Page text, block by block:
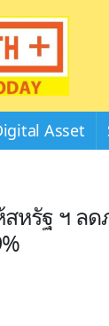
Asset
รัฐ ฯ ลด